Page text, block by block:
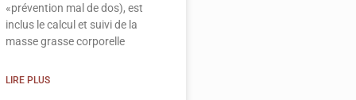
«prévention mal de dos), est
inclus le calcul et suivi de la
masse grasse corporelle
LIRE PLUS